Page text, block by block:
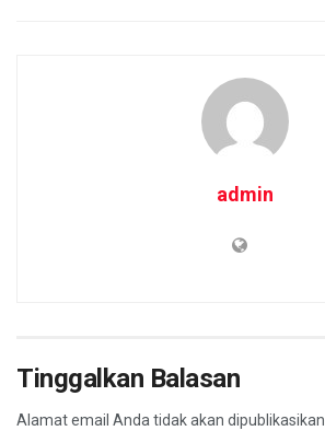
admin
Tinggalkan Balasan
Alamat email Anda tidak akan dipublikasikan.